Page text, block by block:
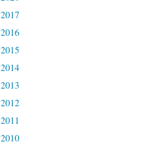
2017
2016
2015
2014
2013
2012
2011
2010